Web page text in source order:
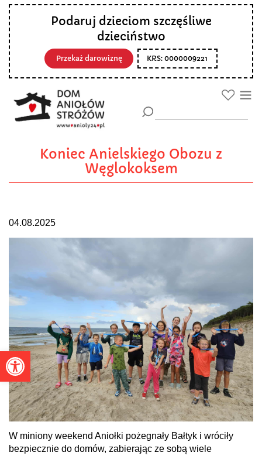
Otwórz pasek narzędzi
Podaruj dzieciom szczęśliwe
dzieciństwo
Przekaż darowiznę KRS: 0000009221
Koniec Anielskiego Obozu z
Węglokoksem
04.08.2025
W miniony weekend Aniołki pożegnały Bałtyk i wróciły
bezpiecznie do domów, zabierając ze sobą wiele